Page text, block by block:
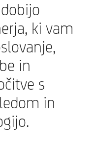
ki vam
in
s
in